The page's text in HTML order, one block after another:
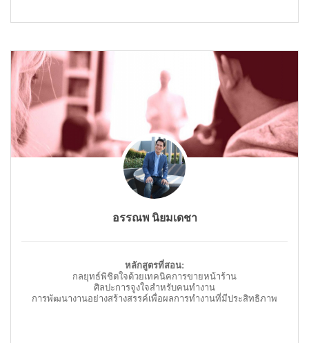
อรรณพ นิยมเดชา
หลักสูตรที่สอน:
กลยุทธ์พิชิตใจด้วยเทคนิคการขายหน้าร้าน
ศิลปะการจูงใจสำหรับคนทำงาน
การพัฒนางานอย่างสร้างสรรค์เพื่อผลการทำงานที่มีประสิทธิภาพ